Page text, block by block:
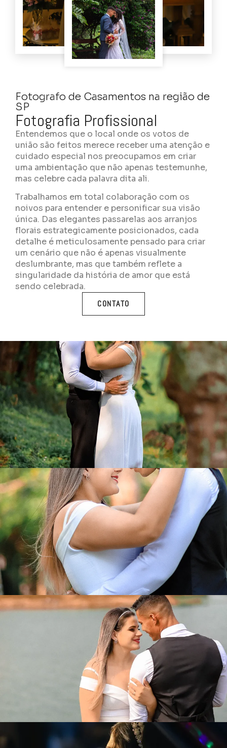
Fotografo de Casamentos na região de
SP
Fotografia Profissional
Entendemos que o local onde os votos de
união são feitos merece receber uma atenção e
cuidado especial nos preocupamos em criar
uma ambientação que não apenas testemunhe,
mas celebre cada palavra dita ali.
Trabalhamos em total colaboração com os
noivos para entender e personificar sua visão
única. Das elegantes passarelas aos arranjos
florais estrategicamente posicionados, cada
detalhe é meticulosamente pensado para criar
um cenário que não é apenas visualmente
deslumbrante, mas que também reflete a
singularidade da história de amor que está
sendo celebrada.
CONTATO